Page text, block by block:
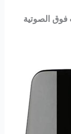
فوق الصوتية